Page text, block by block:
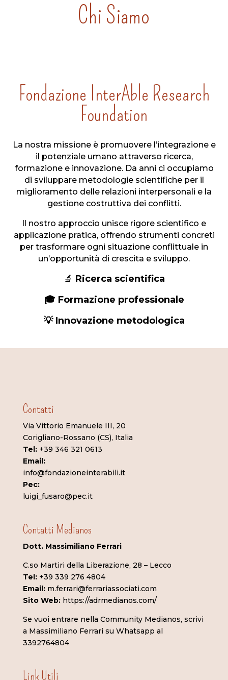
Chi Siamo
Fondazione InterAble Research
Foundation
La nostra missione è promuovere l’integrazione e
il potenziale umano attraverso ricerca,
formazione e innovazione. Da anni ci occupiamo
di sviluppare metodologie scientifiche per il
miglioramento delle relazioni interpersonali e la
gestione costruttiva dei conflitti.
Il nostro approccio unisce rigore scientifico e
applicazione pratica, offrendo strumenti concreti
per trasformare ogni situazione conflittuale in
un’opportunità di crescita e sviluppo.
🔬 Ricerca scientifica
🎓 Formazione professionale
💡 Innovazione metodologica
Contatti
Via Vittorio Emanuele III, 20
Corigliano-Rossano (CS), Italia
Tel:+39 346 321 0613
Email:
info@fondazioneinterabili.it
Pec:
luigi_fusaro@pec.it
Contatti Medianos
Dott. Massimiliano Ferrari
C.so Martiri della Liberazione, 28 – Lecco
Tel:+39 339 276 4804
Email: m.ferrari@ferrariassociati.com
Sito Web: https://adrmedianos.com/
Se vuoi entrare nella Community Medianos, scrivi
a Massimiliano Ferrari su Whatsapp al
3392764804
Link Utili